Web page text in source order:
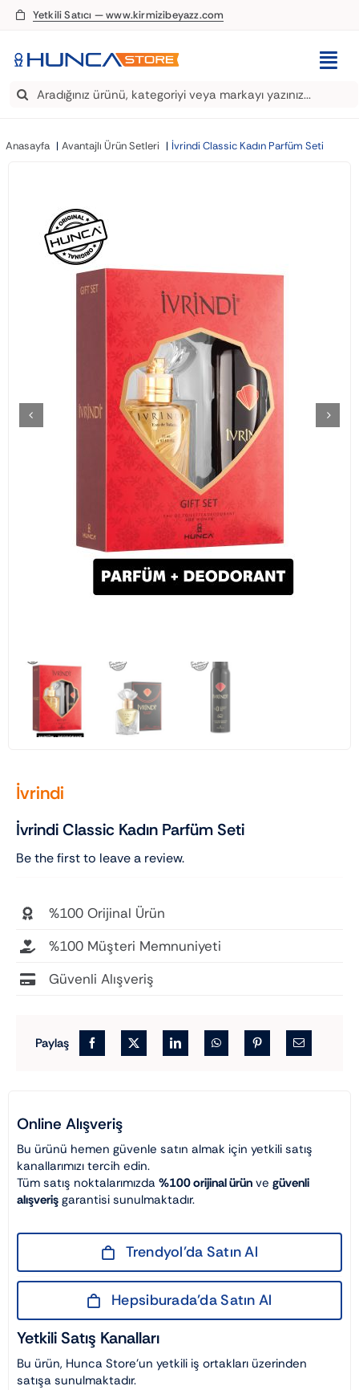
Skip
content
Yetkili Satıcı — www.kirmizibeyazz.com
EDT Parfüm
Deodorant
Şampuan
Masaj Jeli
Vücut Spreyi
Avantajlı Ürün Setleri
Search
Anasayfa Avantajlı Ürün Setleri İvrindi Classic Kadın Parfüm Seti
İvrindi
İvrindi Classic Kadın Parfüm Seti
Be the first to leave a review.
%100 Orijinal Ürün
%100 Müşteri Memnuniyeti
Güvenli Alışveriş
Paylaş
Online Alışveriş
Bu ürünü hemen güvenle satın almak için yetkili satış
kanallarımızı tercih edin.
Tüm satış noktalarımızda %100 orijinal ürün ve güvenli
alışveriş garantisi sunulmaktadır.
Trendyol’da Satın Al
Hepsiburada’da Satın Al
Yetkili Satış Kanalları
Bu ürün, Hunca Store’un yetkili iş ortakları üzerinden
satışa sunulmaktadır.